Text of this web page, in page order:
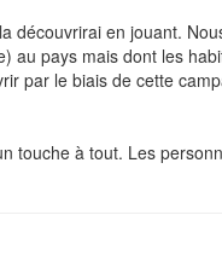
découvrirai en jouant.
au pays mais dont les
par le biais de cette
touche à tout. Les